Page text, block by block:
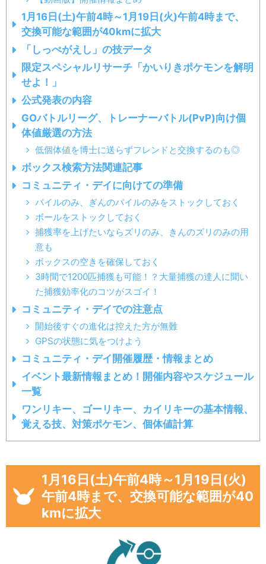
1月16日(土)午前4時～1月19日(火)午前4時まで、
交換可能な範囲が40kmに拡大
「しっぺがえし」の技データ
限定スペシャルリサーチ「かいりきポケモンを解明
せよ！」
公式発表の内容
GOバトルリーグ、トレーナーバトル(PvP)向け個
体値厳選の方法
低個体値を博士に送らずフレンドと交換するのも◎
ボックス検索方法関連記事
コミュニティ・デイに向けての準備
パイルのみ、ぎんのパイルのみをストックしておく
ボールをストックしておく
捕獲率を上げたいならズリのみ、きんのズリのみの用
意も
ボックスの空きを確保しておく
3時間で1200匹捕獲も可能！？大量捕獲の達人に聞い
た捕獲効率化のコツがスゴイ！
コミュニティ・デイでの注意点
開始後すぐの進化は控えた方が無難
GPSの状態に気をつけよう
コミュニティ・デイ開催履歴・情報まとめ
イベント最新情報まとめ！開催内容やスケジュール
一覧
ワンリキー、ゴーリキー、カイリキーの基本情報、
覚える技、対策ポケモン、個体値計算
1月16日(土)午前4時～1月19日(火)
午前4時まで、交換可能な範囲が40
kmに拡大